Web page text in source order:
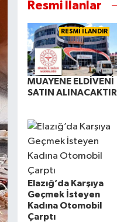
Resmi İlanlar
RESMİ İLANDIR
MUAYENE ELDİVENİ
SATIN ALINACAKTIR
Elazığ’da Karşıya
Geçmek İsteyen
Kadına Otomobil
Çarptı